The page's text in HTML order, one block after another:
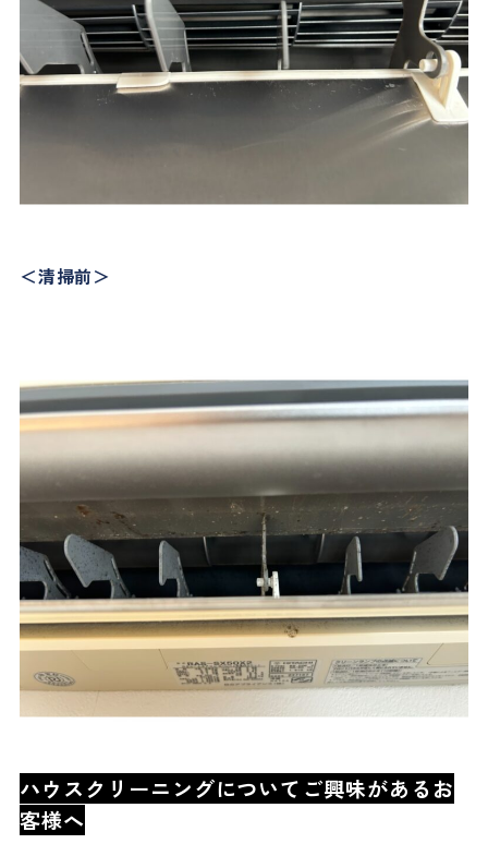
＜清掃前＞
ハウスクリーニングについてご興味があるお
客様へ